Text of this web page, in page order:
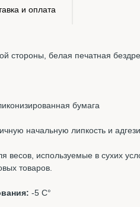
и оплата
стороны, белая печатная
бумага
начальную липкость и
весов, используемые в сухих
товаров.
-5 С°